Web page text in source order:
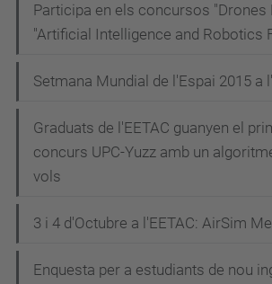
Participa en els concursos "Drones
"Artificial Intelligence and Robotics
Setmana Mundial de l'Espai 2015 a
Graduats de l'EETAC guanyen el
concurs UPC-Yuzz amb un
vols
3 i 4 d'Octubre a l'EETAC: AirSim
Enquesta per a estudiants de nou